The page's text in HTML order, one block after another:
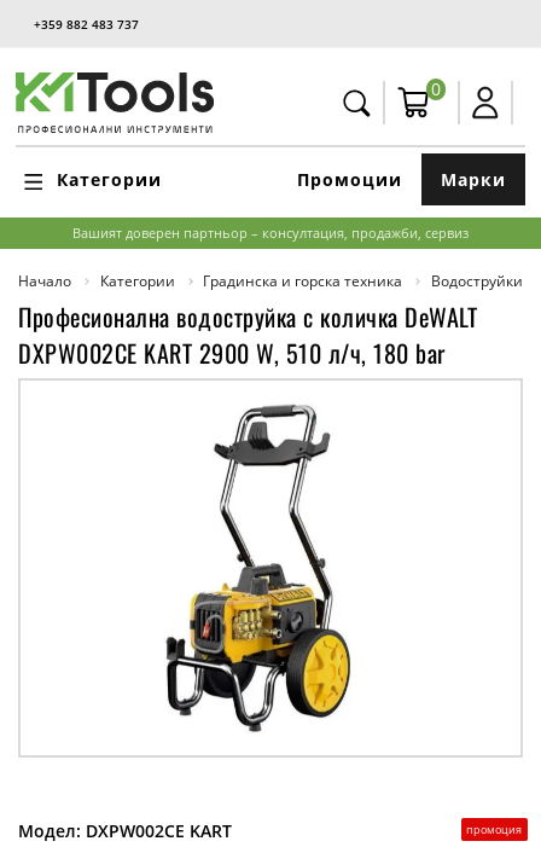
+359 882 483 737
0
Категории Марки
Промоции
Вашият доверен партньор – консултация, продажби, сервиз
Начало Категории Градинска и горска техника Водоструйки
Професионална водоструйка с количка DeWALT
DXPW002CE KART 2900 W, 510 л/ч, 180 bar
промоция
Модел: DXPW002CE KART